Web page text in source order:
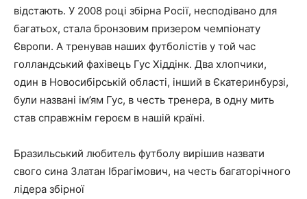
відстають. У 2008 році збірна Росії, несподівано для
багатьох, стала бронзовим призером чемпіонату
Європи. А тренував наших футболістів у той час
голландський фахівець Гус Хіддінк. Два хлопчики,
один в Новосибірській області, інший в Єкатеринбурзі,
були названі ім’ям Гус, в честь тренера, в одну мить
став справжнім героєм в нашій країні.
Бразильський любитель футболу вирішив назвати
свого сина Златан Ібрагімович, на честь багаторічного
лідера збірної